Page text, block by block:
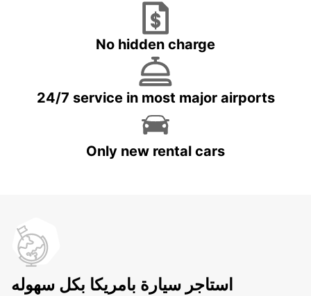
No hidden charge
24/7 service in most major airports
Only new rental cars
استاجر سيارة بامريكا بكل سهوله